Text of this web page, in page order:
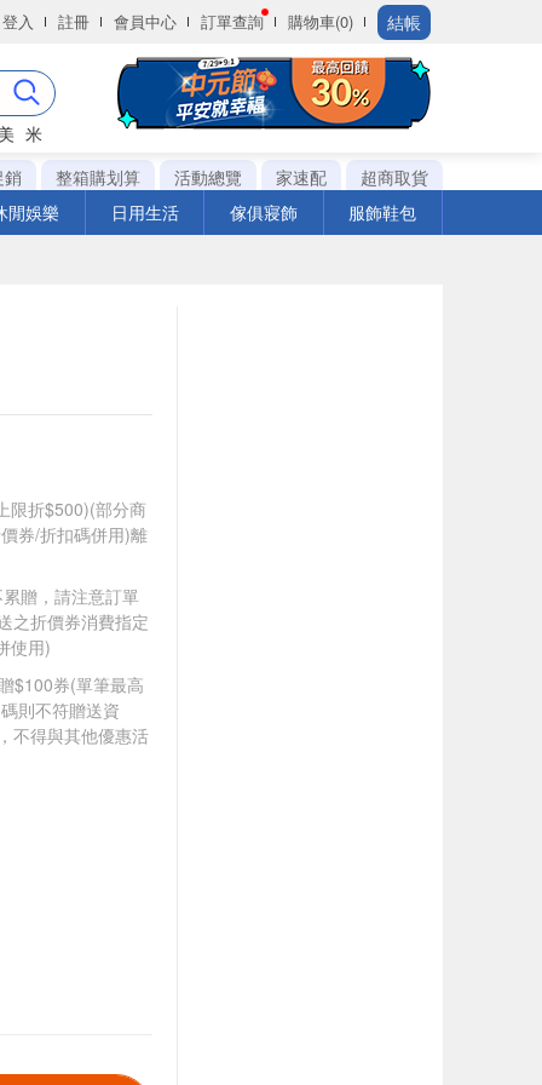
登入 註冊 會員中心 訂單查詢 購物車(0) 結帳
米
銷
整箱購划算 活動總覽 家速配
超商取貨
閒娛樂
日用生活 傢俱寢飾 服飾鞋包
限折$500)(部分商
券/折扣碼併用)離
贈，請注意訂單
之折價券消費指定
使用)
$100券(單筆最高
則不符贈送資
不得與其他優惠活